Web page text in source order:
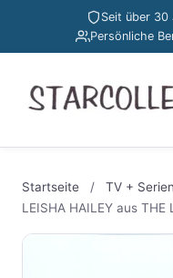
Seit über 30
Persönliche
Startseite / TV +
LEISHA HAILEY aus THE